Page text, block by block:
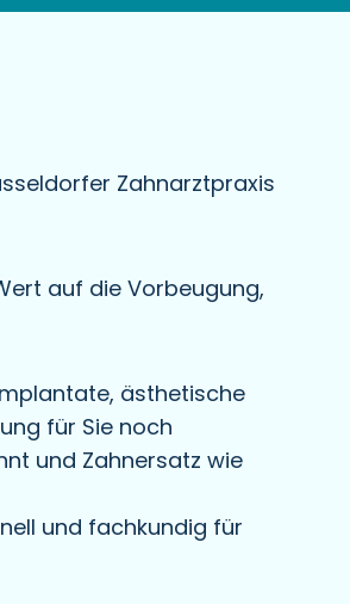
Zahnarztpraxis
auf die Vorbeugung,
ästhetische
für Sie noch
und Zahnersatz wie
und fachkundig für